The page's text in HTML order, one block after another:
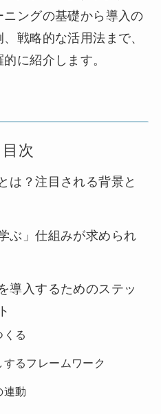
ングの基礎から導入の
戦略的な活用法まで、
に紹介します。
目次
は？注目される背景と
ぶ」仕組みが求められ
導入するためのステッ
くる
るフレームワーク
連動